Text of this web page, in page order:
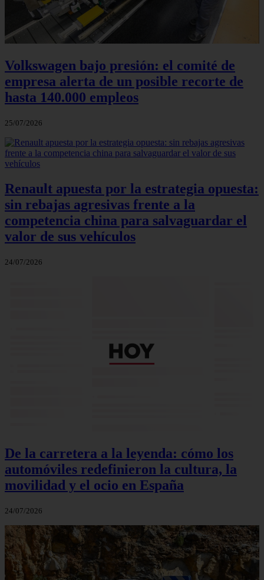
Volkswagen bajo presión: el comité de
empresa alerta de un posible recorte de
hasta 140.000 empleos
25/07/2026
Renault apuesta por la estrategia opuesta:
sin rebajas agresivas frente a la
competencia china para salvaguardar el
valor de sus vehículos
24/07/2026
De la carretera a la leyenda: cómo los
automóviles redefinieron la cultura, la
movilidad y el ocio en España
24/07/2026